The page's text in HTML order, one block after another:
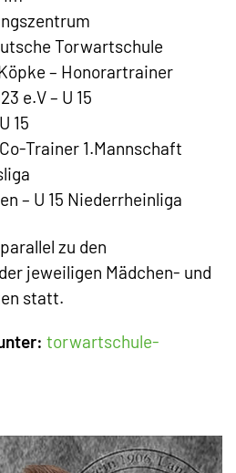
Torwartschule
– Honorartrainer
e.V – U 15
15
Trainer 1.Mannschaft
– U 15 Niederrheinliga
zu den
jeweiligen Mädchen- und
statt.
torwartschule-